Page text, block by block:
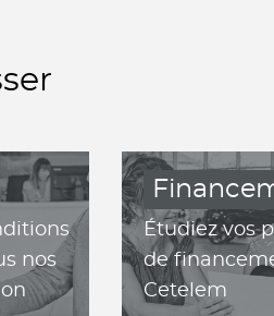
nos
Étudiez vos
de
Cetelem